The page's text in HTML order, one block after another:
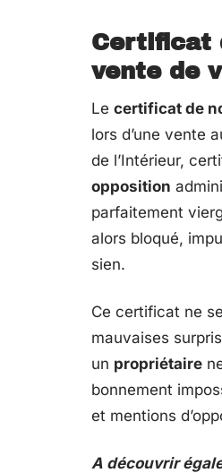
Certificat
vente de
Le certificat de
lors d’une vente
de l’Intérieur,
opposition
parfaitement
alors bloqué,
sien.
Ce certificat ne
mauvaises
un propriétaire
bonnement
et mentions
A découvrir